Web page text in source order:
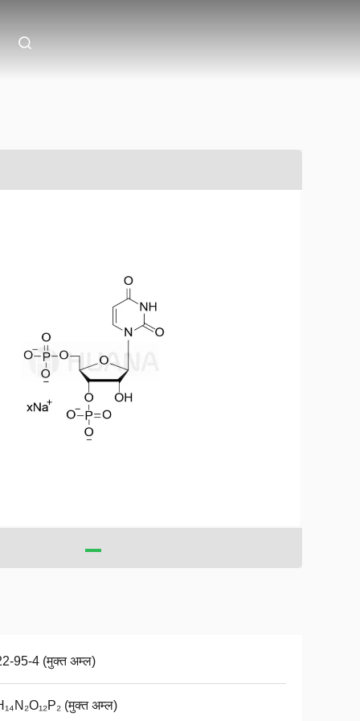
95-4 (मुक्त अम्ल)
(मुक्त अम्ल)